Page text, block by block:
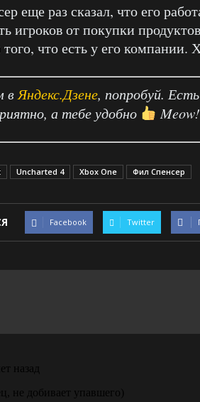
еще раз сказал, что его
игроков от покупки
что есть у его
в Яндекс.Дзене, попробуй.
а тебе удобно
Meow!
Uncharted 4 Xbox One Фил Спенсер
Facebook Twitter